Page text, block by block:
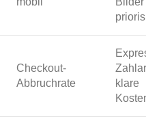
Checkout-
Abbruchrate
klare